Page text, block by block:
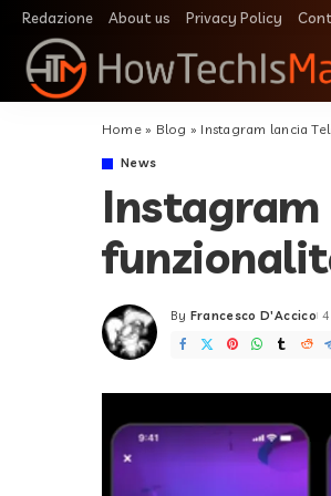
Redazione About us Privacy Policy
Home» Blog » Instagram lancia
News
Instagram
Posted
by
By Francesco D'Accico